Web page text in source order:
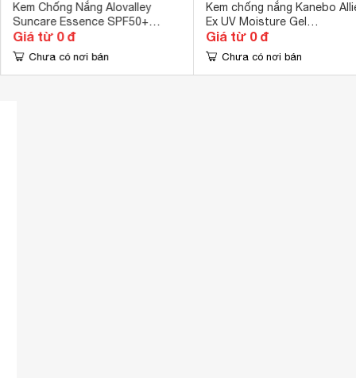
Kem Chống Nắng Alovalley
Suncare Essence SPF50+
PA+++ 50ml
Giá từ 0 đ
Chưa có nơi bán
Kem chống nắng Kanebo
Ex UV Moisture Gel
SPF50/PA+++
Giá từ 0 đ
Chưa có nơi bán